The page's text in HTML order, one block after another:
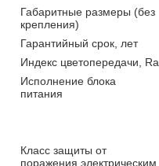
Габаритные размеры (без
крепления)
Гарантийный срок, лет
Индекс цветопередачи, Ra
Исполнение блока
питания
Класс защиты от
поражения электрическим